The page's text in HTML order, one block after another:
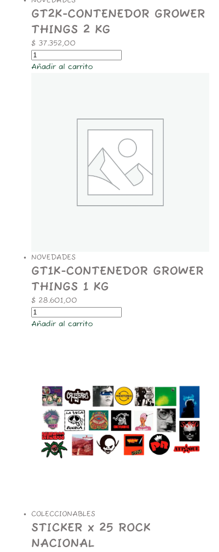
GT2K-CONTENEDOR GROWER
THINGS 2 KG
$ 37.352,00
Añadir al carrito
NOVEDADES
GT1K-CONTENEDOR GROWER
THINGS 1 KG
$ 28.601,00
Añadir al carrito
COLECCIONABLES
STICKER x 25 ROCK
NACIONAL